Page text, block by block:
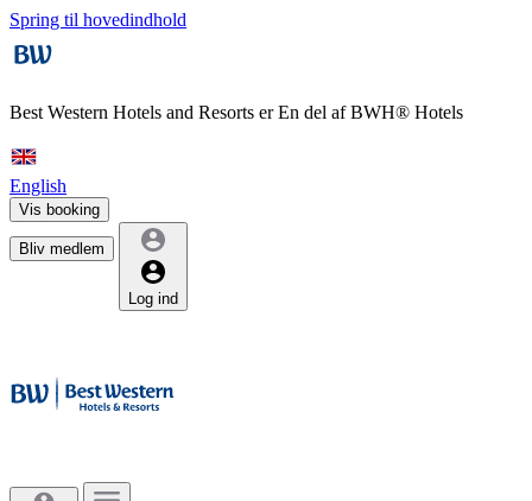
Spring til hovedindhold
Best Western Hotels and Resorts erEn del af BWH® Hotels
English
Vis booking
Bliv medlem
Log ind